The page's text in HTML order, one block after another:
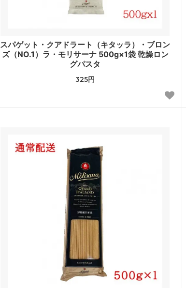
スパゲット・クアドラート（キタッラ）・ブロン
ズ（NO.1）ラ・モリサーナ 500g×1袋 乾燥ロン
グパスタ
325円